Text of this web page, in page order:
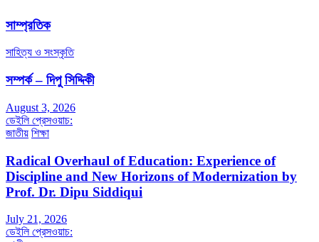
সাম্প্রতিক
সাহিত্য ও সংস্কৃতি
সম্পর্ক – দিপু সিদ্দিকী
August 3, 2026
ডেইলি প্রেসওয়াচ:
জাতীয় শিক্ষা
Radical Overhaul of Education: Experience of
Discipline and New Horizons of Modernization by
Prof. Dr. Dipu Siddiqui
July 21, 2026
ডেইলি প্রেসওয়াচ: